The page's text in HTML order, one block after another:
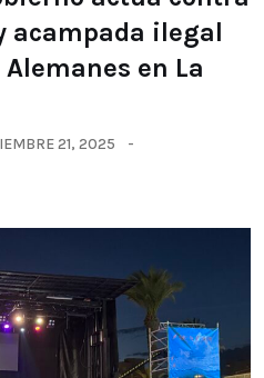
acampada ilegal
en La
21, 2025